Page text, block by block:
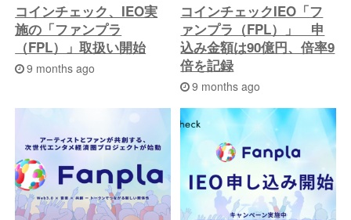
コインチェック、IEO実
施の「ファンプラ
（FPL）」取扱い開始
9 months ago
コインチェックIEO「フ
ァンプラ（FPL）」 申
込み金額は90億円、倍率9
倍を記録
9 months ago